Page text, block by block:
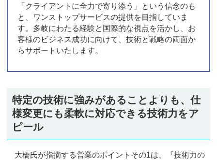
「クライアントに全力で寄り添う」という信念のも
と、ワンストップサービスの提供を目指していま
す。多岐にわたる経験と国際的な視点を活かし、お
客様のビジネス成功に向けて、技術と戦略の両面か
らサポートいたします。
特定の技術に強みがあることよりも、仕
様変更にも柔軟に対応できる技術力をア
ピール
大橋氏が指摘する営業のポイントその1は、『技術力の